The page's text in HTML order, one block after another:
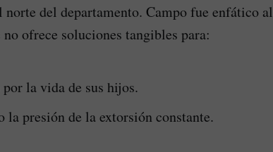
del departamento. Campo fue enfático al
ofrece soluciones tangibles para:
la vida de sus hijos.
la presión de la extorsión constante.